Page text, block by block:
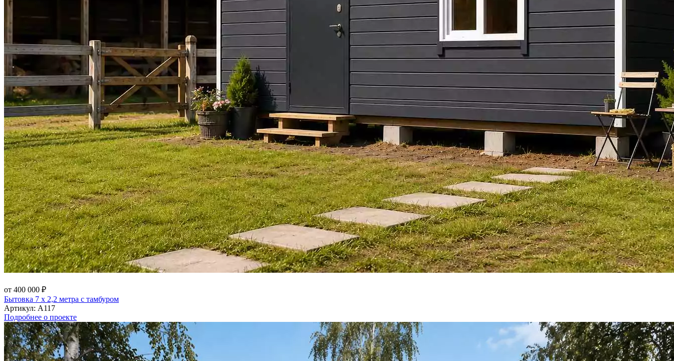
от 400 000 ₽
Бытовка 7 х 2,2 метра с тамбуром
Артикул: А117
Подробнее о проекте